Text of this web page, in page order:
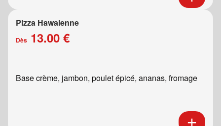
Pizza Hawaienne
Dès 13.00 €
Base crème, jambon, poulet épicé, ananas, fromage